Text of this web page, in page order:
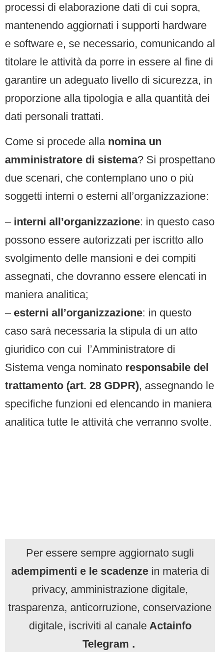
processi di elaborazione dati di cui sopra,
mantenendo aggiornati i supporti hardware
e software e, se necessario, comunicando al
titolare le attività da porre in essere al fine di
garantire un adeguato livello di sicurezza, in
proporzione alla tipologia e alla quantità dei
dati personali trattati.
Come si procede allanomina un
amministratore di sistema? Si prospettano
due scenari, che contemplano uno o più
soggetti interni o esterni all’organizzazione:
– interni all’organizzazione: in questo caso
possono essere autorizzati per iscritto allo
svolgimento delle mansioni e dei compiti
assegnati, che dovranno essere elencati in
maniera analitica;
– esterni all’organizzazione: in questo
caso sarà necessaria la stipula di un atto
giuridico con cui l’Amministratore di
Sistema venga nominato responsabile del
trattamento (art. 28 GDPR), assegnando le
specifiche funzioni ed elencando in maniera
analitica tutte le attività che verranno svolte.
Per essere sempre aggiornato sugli
adempimenti e le scadenzein materia di
privacy, amministrazione digitale,
trasparenza, anticorruzione, conservazione
digitale, iscriviti al canaleActainfo
Telegram .